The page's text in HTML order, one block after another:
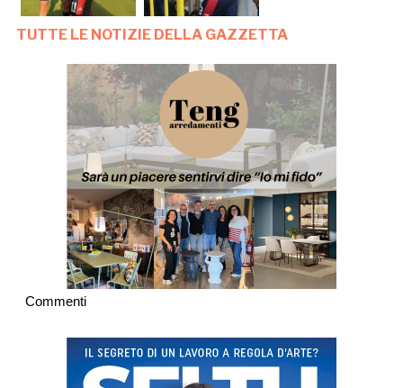
TUTTE LE NOTIZIE DELLA GAZZETTA
Commenti